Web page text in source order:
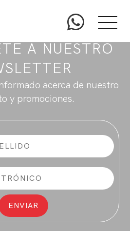
A NUESTRO
acerca de nuestro
y promociones.